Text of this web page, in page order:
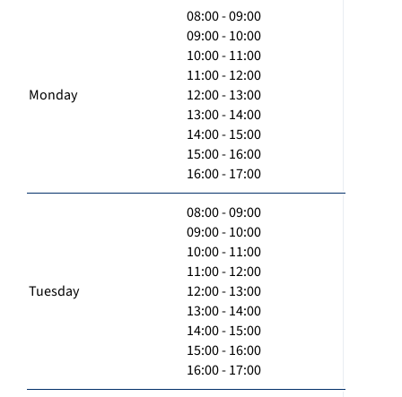
Monday
08:00 - 09:00
09:00 - 10:00
10:00 - 11:00
11:00 - 12:00
12:00 - 13:00
13:00 - 14:00
14:00 - 15:00
15:00 - 16:00
16:00 - 17:00
Tuesday
08:00 - 09:00
09:00 - 10:00
10:00 - 11:00
11:00 - 12:00
12:00 - 13:00
13:00 - 14:00
14:00 - 15:00
15:00 - 16:00
16:00 - 17:00